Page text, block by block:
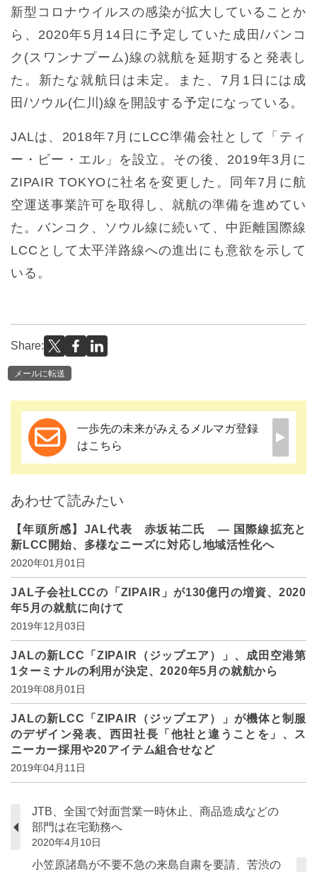
新型コロナウイルスの感染が拡大していることか
ら、2020年5月14日に予定していた成田/バンコ
ク(スワンナプーム)線の就航を延期すると発表し
た。新たな就航日は未定。また、7月1日には成
田/ソウル(仁川)線を開設する予定になっている。
JALは、2018年7月にLCC準備会社として「ティ
ー・ビー・エル」を設立。その後、2019年3月に
ZIPAIR TOKYOに社名を変更した。同年7月に航
空運送事業許可を取得し、就航の準備を進めてい
た。バンコク、ソウル線に続いて、中距離国際線
LCCとして太平洋路線への進出にも意欲を示して
いる。
Share:
メールに転送
一歩先の未来がみえるメルマガ登録
はこちら
あわせて読みたい
【年頭所感】JAL代表 赤坂祐二氏 ― 国際線拡充と
新LCC開始、多様なニーズに対応し地域活性化へ
2020年01月01日
JAL子会社LCCの「ZIPAIR」が130億円の増資、2020
年5月の就航に向けて
2019年12月03日
JALの新LCC「ZIPAIR（ジップエア）」、成田空港第
1ターミナルの利用が決定、2020年5月の就航から
2019年08月01日
JALの新LCC「ZIPAIR（ジップエア）」が機体と制服
のデザイン発表、西田社長「他社と違うことを」、ス
ニーカー採用や20アイテム組合せなど
2019年04月11日
JTB、全国で対面営業一時休止、商品造成などの
部門は在宅勤務へ
2020年4月10日
小笠原諸島が不要不急の来島自粛を要請、苦渋の